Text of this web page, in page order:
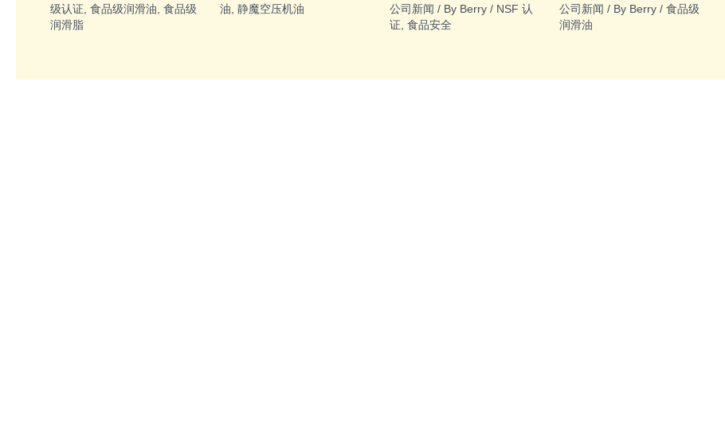
级认证 食品级润滑油 食品级
润滑脂
油 静魔空压机油 公司新闻 / By Berry / NSF 认
证 食品安全
公司新闻 / By Berry/食品级
润滑油